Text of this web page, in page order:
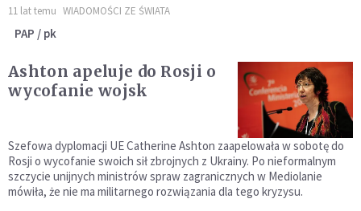
11 lat temu WIADOMOŚCI ZE ŚWIATA
PAP / pk
Ashton apeluje do Rosji o
wycofanie wojsk
Szefowa dyplomacji UE Catherine Ashton zaapelowała w sobotę do
Rosji o wycofanie swoich sił zbrojnych z Ukrainy. Po nieformalnym
szczycie unijnych ministrów spraw zagranicznych w Mediolanie
mówiła, że nie ma militarnego rozwiązania dla tego kryzysu.